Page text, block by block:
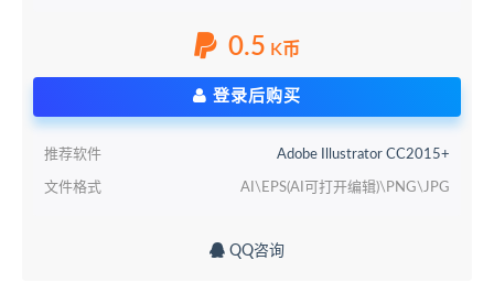
0.5 K币
登录后购买
推荐软件 Adobe Illustrator CC2015+
文件格式 AI\EPS(AI可打开编辑)\PNG\JPG
QQ咨询